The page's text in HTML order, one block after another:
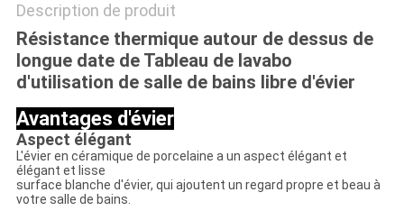
Description de produit
Résistance thermique autour de dessus de
longue date de Tableau de lavabo
d'utilisation de salle de bains libre d'évier
Avantages d'évier
Aspect élégant
L'évier en céramique de porcelaine a un aspect élégant et
élégant et lisse
surface blanche d'évier, qui ajoutent un regard propre et beau à
votre salle de bains.